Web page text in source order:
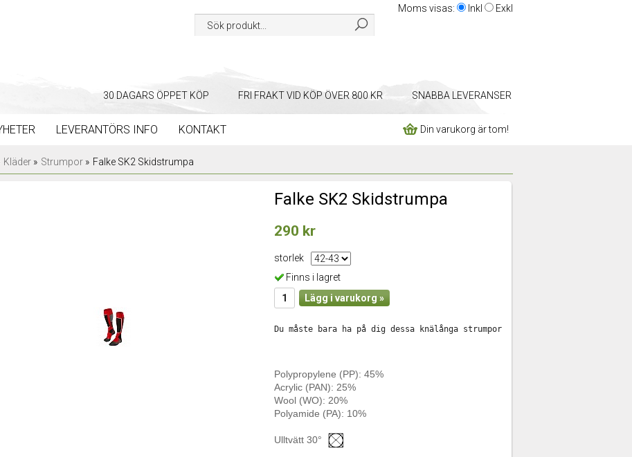
30 DAGARS ÖPPET KÖP FRI FRAKT VID KÖP ÖVER 800 KR SNABBA LEVERANSER
Moms visas: Inkl Exkl
LEVERANTÖRS INFO KONTAKT Din varukorg är tom!
Kläder » Strumpor » Falke SK2 Skidstrumpa
Falke SK2 Skidstrumpa
290 kr
storlek
Finns i lagret
Lägg i varukorg »
Du måste bara ha på dig dessa knälånga strumpor för män när du går
Polypropylene (PP): 45%
Acrylic (PAN): 25%
Wool (WO): 20%
Polyamide (PA): 10%
Ulltvätt 30°